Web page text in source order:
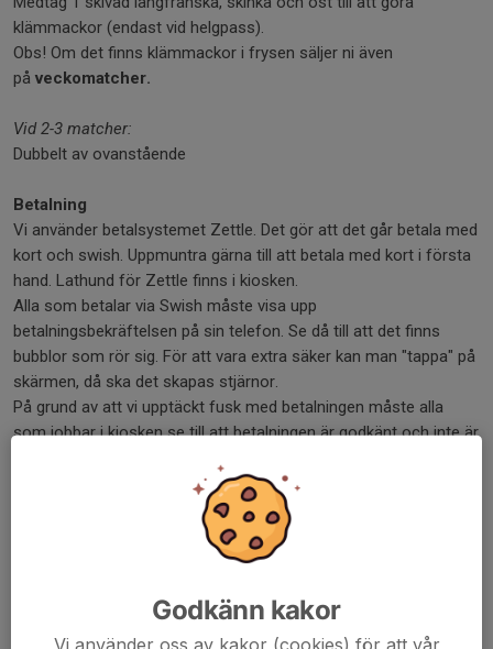
klämmackor (endast vid helgpass).
Obs! Om det finns klämmackor i frysen säljer ni även
på veckomatcher.
Vid 2-3 matcher:
Dubbelt av ovanstående
Betalning
Vi använder betalsystemet Zettle. Det gör att det går betala med
kort och swish. Uppmuntra gärna till att betala med kort i första
hand. Lathund för Zettle finns i kiosken.
Alla som betalar via Swish måste visa upp
betalningsbekräftelsen på sin telefon. Se då till att det finns
bubblor som rör sig. För att vara extra säker kan man "tappa" på
skärmen, då ska det skapas stjärnor.
På grund av att vi upptäckt fusk med betalningen måste alla
som jobbar i kiosken se till att betalningen är godkänt och inte är
Städning och stängning av kiosk
Det ingår även att se över sopkorgar runt kiosken. Gå en runda,
töm sopkorgar efter avslutad dag. Fåglarna
glassfrysen i kiosken.
Överblivet fika placeras i frysen i avsedda burkar som finns på
Godkänn kakor
Vi använder oss av kakor (cookies) för att vår